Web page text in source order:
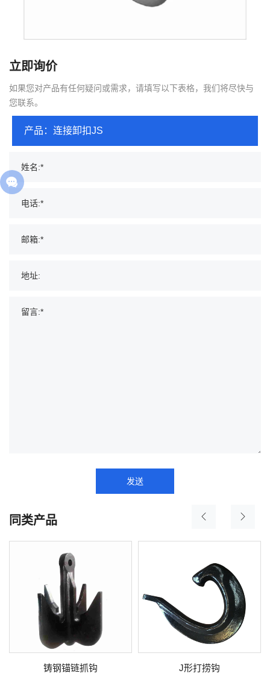
立即询价
如果您对产品有任何疑问或需求，请填写以下表格，我们将尽快与
您联系。
发送
同类产品
铸钢锚链抓钩 J形打捞钩